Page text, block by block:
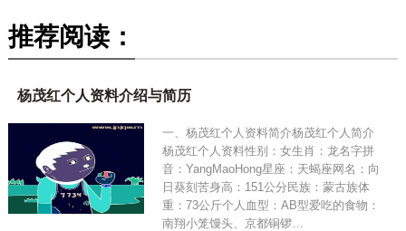
推荐阅读：
杨茂红个人资料介绍与简历
一、杨茂红个人资料简介杨茂红个人简介
杨茂红个人资料性别：女生肖：龙名字拼
音：YangMaoHong星座：天蝎座网名：向
日葵刻苦身高：151公分民族：蒙古族体
重：73公斤个人血型：AB型爱吃的食物：
南翔小笼馒头、京都铜锣…